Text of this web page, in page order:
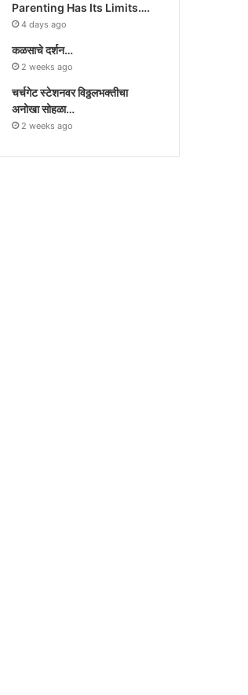
Parenting Has Its Limits….
4 days ago
कळसाचे दर्शन…
2 weeks ago
चर्चगेट स्टेशनवर विठ्ठलभक्तीचा
अनोखा सोहळा…
2 weeks ago